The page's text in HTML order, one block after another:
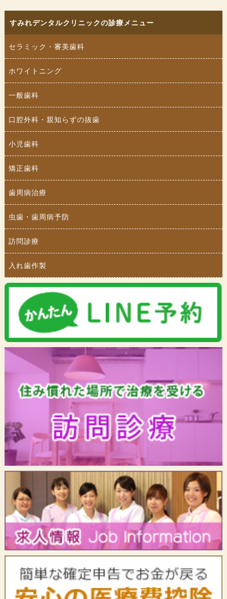
すみれデンタルクリニックの診療メニュー
セラミック・審美歯科
ホワイトニング
一般歯科
口腔外科・親知らずの抜歯
小児歯科
矯正歯科
歯周病治療
虫歯・歯周病予防
訪問診療
入れ歯作製